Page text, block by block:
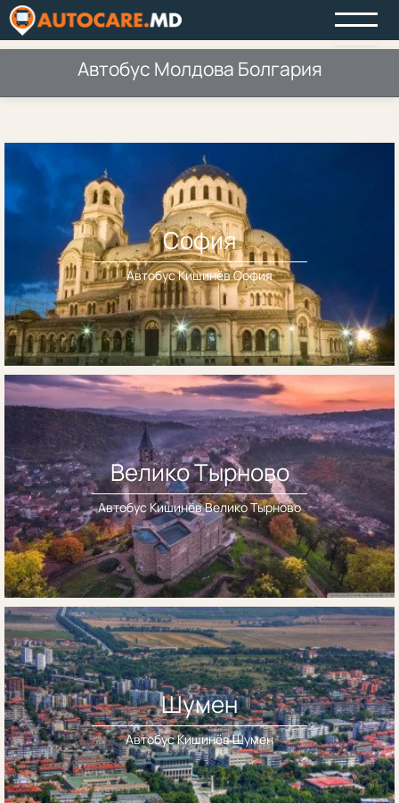
Автобус Молдова Болгария
София
Автобус Кишинёв София
Велико Тырново
Автобус Кишинёв Велико Тырново
Шумен
Автобус Кишинёв Шумен